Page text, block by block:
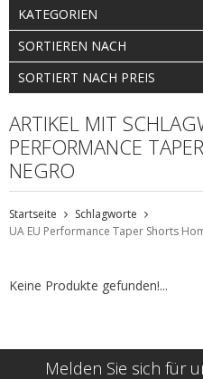
KATEGORIEN
SORTIEREN NACH
SORTIERT NACH PREIS
ARTIKEL MIT
PERFORMANCE
NEGRO
Startseite
Schlagworte
UA EU Performance Taper Shorts
Keine Produkte gefunden!...
Melden Sie sich für